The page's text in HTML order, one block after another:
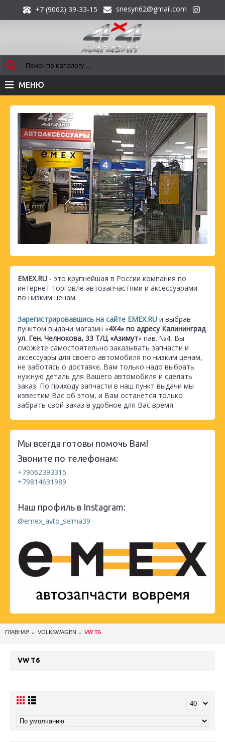
+7 (9062) 39-33-15 snesyn62@gmail.com
МЕНЮ
EMEX.RU - это крупнейшая в России компания по
интернет торговле автозапчастями и аксессуарами
по низким ценам.
Зарегистрировавшись на сайте EMEX.RU и выбрав
пунктом выдачи магазин «4Х4» по адресу Калининград
ул. Ген. Челнокова, 33 Т/Ц «Азимут» пав. №4, Вы
сможете самостоятельно заказывать запчасти и
аксессуары для своего автомобиля по низким ценам,
не заботясь о доставке. Вам только надо выбрать
нужную деталь для Вашего автомобиля и сделать
заказ. По приходу запчасти в наш пункт выдачи мы
известим Вас об этом, и Вам останется только
забрать свой заказ в удобное для Вас время.
Мы всегда готовы помочь Вам!
Звоните по телефонам:
+79062393315
+79814631989
Наш профиль в Instagram:
@emex_avto_selma39
ГЛАВНАЯ VOLKSWAGEN VW T6
VW T6